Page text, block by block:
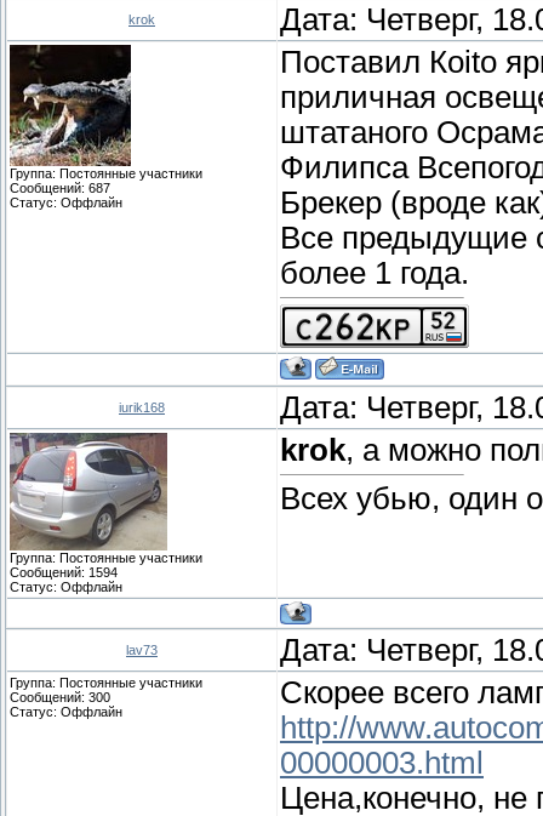
krok Дата: Четверг,
Группа: Постоянные участники
Сообщений: 687
Статус: Оффлайн
Поставил Коito
приличная
штатаного
Филипса
Брекер (вроде
Все предыдущие
более 1 года.
iurik168 Дата: Четверг,
Группа: Постоянные участники
Сообщений: 1594
Статус: Оффлайн
krok, а можно
Всех убью, один
lav73 Дата: Четверг,
Группа: Постоянные участники
Сообщений: 300
Статус: Оффлайн
Скорее всего
http://
00000003.html
Цена,конечно, не